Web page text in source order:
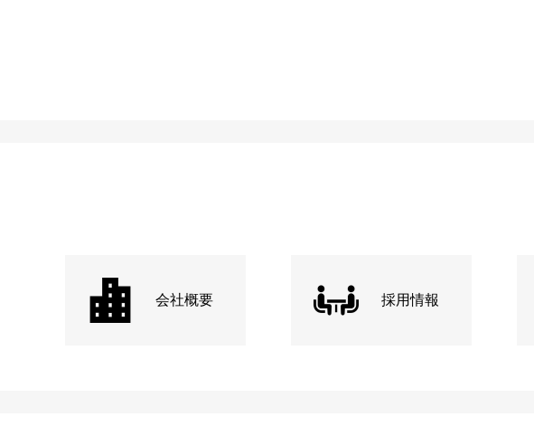
会社概要 採用情報